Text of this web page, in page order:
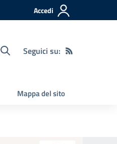
Accedi
Seguici su:
Mappa del sito